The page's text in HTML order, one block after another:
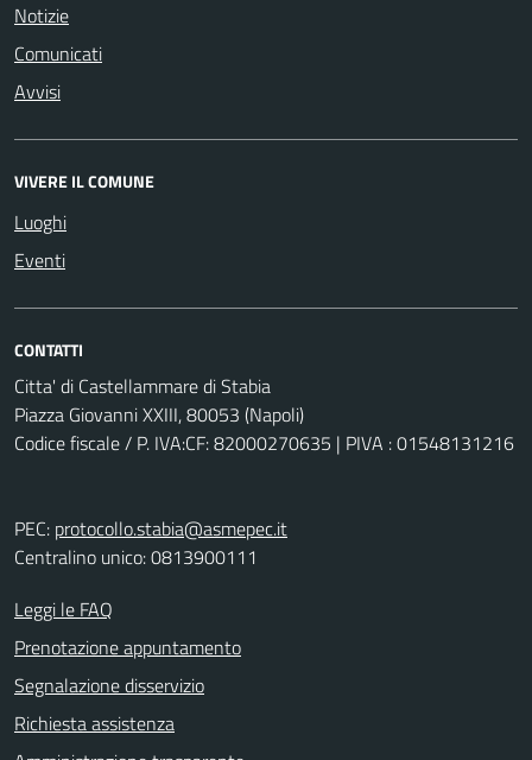
Notizie
Comunicati
Avvisi
VIVERE IL COMUNE
Luoghi
Eventi
CONTATTI
Citta' di Castellammare di Stabia
Piazza Giovanni XXIII, 80053 (Napoli)
Codice fiscale / P. IVA:CF: 82000270635 | PIVA : 01548131216
PEC: protocollo.stabia@asmepec.it
Centralino unico: 0813900111
Leggi le FAQ
Prenotazione appuntamento
Segnalazione disservizio
Richiesta assistenza